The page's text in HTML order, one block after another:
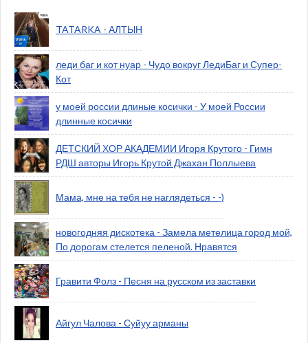
TATARKA - АЛТЫН
леди баг и кот нуар - Чудо вокруг ЛедиБаг и Супер-
Кот
у моей россии длиные косички - У моей России
длинные косички
ДЕТСКИЙ ХОР АКАДЕМИИ Игоря Крутого - Гимн
РДШ авторы Игорь Крутой Джахан Поллыева
Мама, мне на тебя не наглядеться - -)
новогодняя дискотека - Замела метелица город мой,
По дорогам стелется пеленой. Нравятся
Гравити Фолз - Песня на русском из заставки
Айгул Чалова - Суйуу арманы